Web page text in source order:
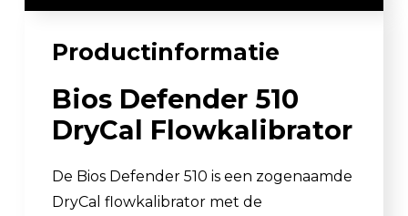
Productinformatie
Bios Defender 510
DryCal Flowkalibrator
De Bios Defender 510 is een zogenaamde
DryCal flowkalibrator met de